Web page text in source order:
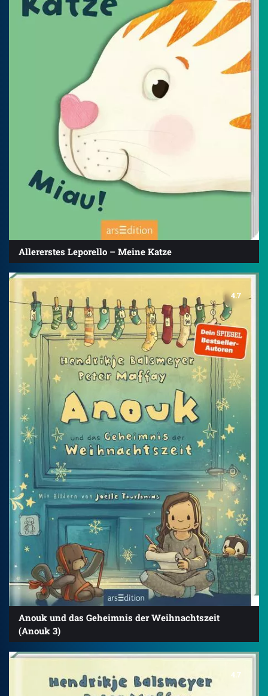
Allererstes Leporello – Meine Katze
4.7
Anouk und das Geheimnis der Weihnachtszeit
(Anouk 3)
4.7